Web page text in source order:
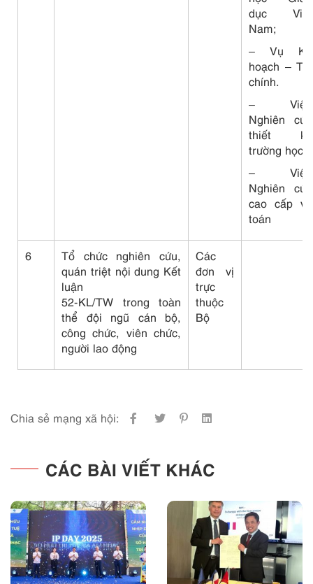
dục Việt
Nam;
– Vụ Kế
hoạch – Tài
chính.
– Viện
Nghiên cứu
thiết kế
trường học.
– Viện
Nghiên cứu
cao cấp về
toán
6
Tổ chức nghiên cứu,
quán triệt nội dung Kết
luận
52-KL/TW trong toàn
thể đội ngũ cán bộ,
công chức, viên chức,
người lao động
Các
đơn vị
trực
thuộc
Bộ
Chia sẻ mạng xã hội:
CÁC BÀI VIẾT KHÁC